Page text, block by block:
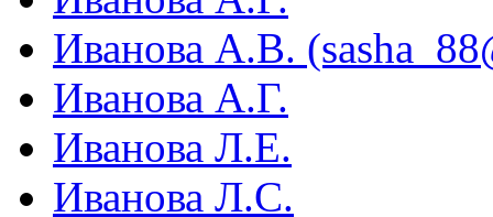
Иванова А.В.
Иванова А.Г.
Иванова Л.Е.
Иванова Л.С.